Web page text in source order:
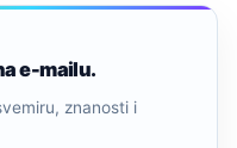
e-mailu.
znanosti i